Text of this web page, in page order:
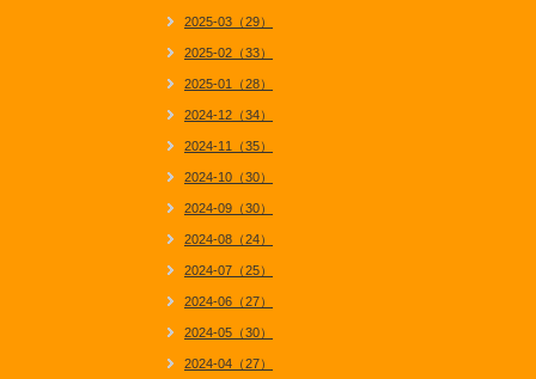
2025-03（29）
2025-02（33）
2025-01（28）
2024-12（34）
2024-11（35）
2024-10（30）
2024-09（30）
2024-08（24）
2024-07（25）
2024-06（27）
2024-05（30）
2024-04（27）